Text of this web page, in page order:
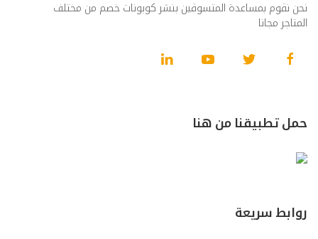
نحن نقوم بمساعدة المتسوقين بنشر كوبونات خصم من مختلف
المتاجر مجانا
حمل تطبيقنا من هنا
روابط سريعة